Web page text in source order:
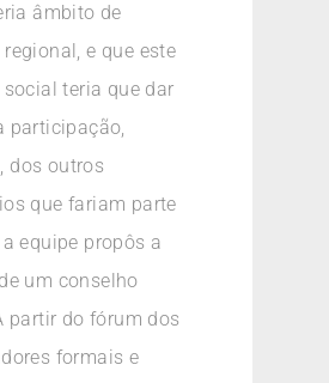
âmbito de
e que este
teria que dar
participação,
dos outros
que fariam parte
equipe propôs a
um conselho
partir do fórum dos
formais e